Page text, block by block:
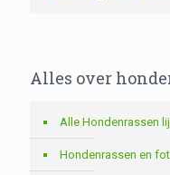
Alles over
Alle Hondenrassen
Hondenrassen en